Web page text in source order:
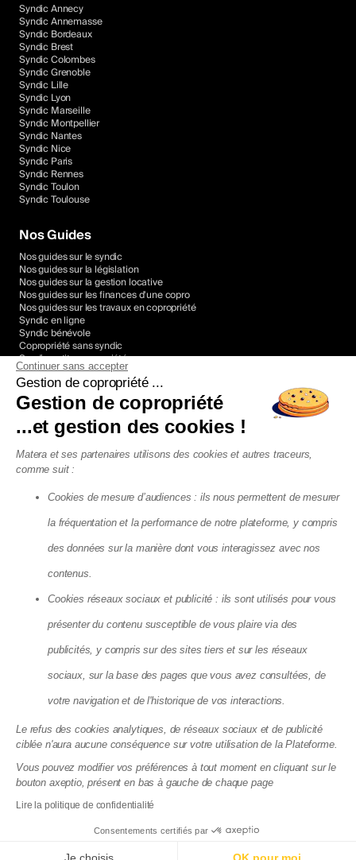
Syndic Annecy
Syndic Annemasse
Syndic Bordeaux
Syndic Brest
Syndic Colombes
Syndic Grenoble
Syndic Lille
Syndic Lyon
Syndic Marseille
Syndic Montpellier
Syndic Nantes
Syndic Nice
Syndic Paris
Syndic Rennes
Syndic Toulon
Syndic Toulouse
Nos Guides
Nos guides sur le syndic
Nos guides sur la législation
Nos guides sur la gestion locative
Nos guides sur les finances d'une copro
Nos guides sur les travaux en copropriété
Syndic en ligne
Syndic bénévole
Copropriété sans syndic
Syndic petite copropriété
Devis syndic copropriété
Agence Locative France
Agence Locative Annecy
Agence Locative Annemasse
Agence Locative Bordeaux
Agence Locative Brest
Agence Locative Lille
Agence Locative Lyon
Agence Locative Marseille
Agence Locative Montpellier
Agence Locative Nantes
Agence Locative Nice
Agence Locative Paris
Agence Locative Rennes
Agence Locative Toulon
Matera SAS - 8, Cité Paradis, 75010 Paris
La société Matera, société par action simplifiée, au capital de 72
083,03 €, dont le siège se situe 8 cité Paradis Paris (75010),
l’Autorité de Contrôle Prudentiel et de Résolution (ACPR), sous le
numéro 88276, enregistrement consultable dans le Registre
des agents financiers (www.regafi.fr) en tant qu’Agent de
services de paiement de l’établissement de monnaie
électronique Treezor (CIB 16798), dont le siège social est situé
33 rue de Wagram 75017 Paris. Matera est immatriculée à
l'ORIAS sous le numéro 19004585 en qualité de courtier en
assurance. Immatriculation vérifiable sur
Continuer sans accepter
Gestion de copropriété ...
Gestion de copropriété
...et gestion des cookies !
Matera et ses partenaires utilisons des cookies et autres traceurs,
comme suit :
Cookies de mesure d’audiences : ils nous permettent de mesurer
la fréquentation et la performance de notre plateforme, y compris
des données sur la manière dont vous interagissez avec nos
contenus.
Cookies réseaux sociaux et publicité : ils sont utilisés pour vous
présenter du contenu susceptible de vous plaire via des
publicités, y compris sur des sites tiers et sur les réseaux
sociaux, sur la base des pages que vous avez consultées, de
votre navigation et de l'historique de vos interactions.
Le refus des cookies analytiques, de réseaux sociaux et de publicité
ciblée n'aura aucune conséquence sur votre utilisation de la Plateforme.
Vous pouvez modifier vos préférences à tout moment en cliquant sur le
bouton axeptio, présent en bas à gauche de chaque page
Lire la politique de confidentialité
Consentements certifiés par